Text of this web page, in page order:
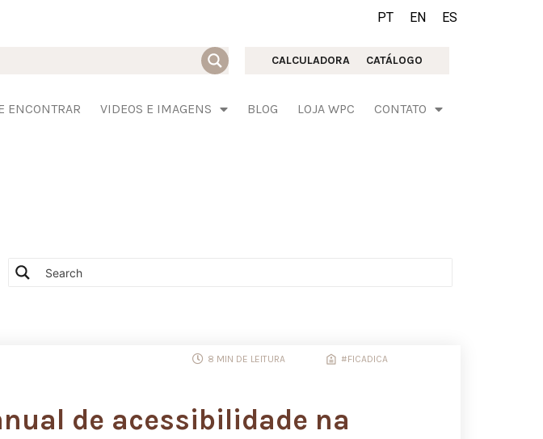
PT EN ES
CALCULADORA CATÁLOGO
ENCONTRAR VIDEOS E IMAGENS BLOG LOJA WPC CONTATO
8 MIN DE LEITURA #FICADICA
de acessibilidade na